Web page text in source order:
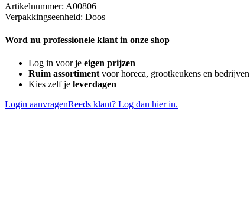
Artikelnummer: A00806
Verpakkingseenheid: Doos
Word nu professionele klant in onze shop
Log in voor je eigen prijzen
Ruim assortimentvoor horeca, grootkeukens en bedrijven
Kies zelf je leverdagen
Login aanvragenReeds klant? Log dan hier in.